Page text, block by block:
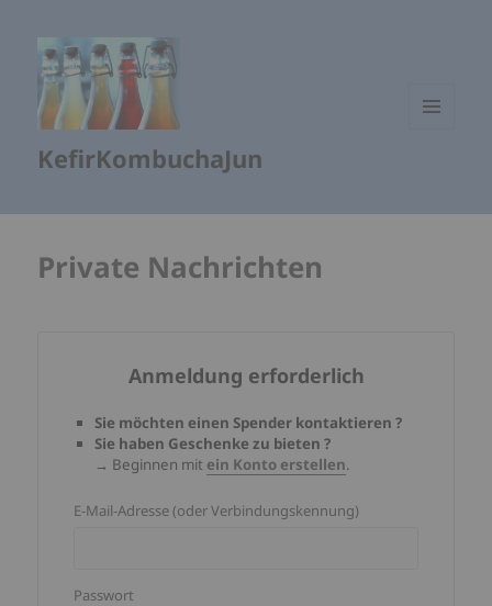
KefirKombuchaJun
Private Nachrichten
Anmeldung erforderlich
Sie möchten einen Spender kontaktieren ?
Sie haben Geschenke zu bieten ?
→ Beginnen mit ein Konto erstellen.
E-Mail-Adresse (oder Verbindungskennung)
Passwort